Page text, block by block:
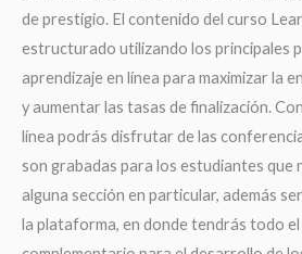
de prestigio. El contenido del curso
estructurado utilizando los principales
aprendizaje en línea para maximizar la
y aumentar las tasas de finalización.
línea podrás disfrutar de las
son grabadas para los estudiantes que
alguna sección en particular, además
la plataforma, en donde tendrás todo